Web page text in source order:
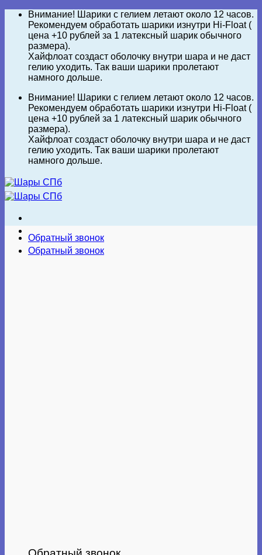
Skip
content
Внимание! Шарики с гелием летают около 12 часов.
Рекомендуем обработать шарики изнутри Hi-Float (
цена +10 рублей за 1 латексный шарик обычного
размера).
Хайфлоат создаст оболочку внутри шара и не даст
гелию уходить. Так ваши шарики пролетают
намного дольше.
Внимание! Шарики с гелием летают около 12 часов.
Рекомендуем обработать шарики изнутри Hi-Float (
цена +10 рублей за 1 латексный шарик обычного
размера).
Хайфлоат создаст оболочку внутри шара и не даст
гелию уходить. Так ваши шарики пролетают
намного дольше.
Обратный звонок
Обратный звонок